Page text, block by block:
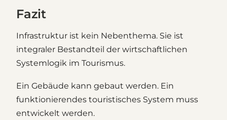
Fazit
Infrastruktur ist kein Nebenthema. Sie ist
integraler Bestandteil der wirtschaftlichen
Systemlogik im Tourismus.
Ein Gebäude kann gebaut werden. Ein
funktionierendes touristisches System muss
entwickelt werden.